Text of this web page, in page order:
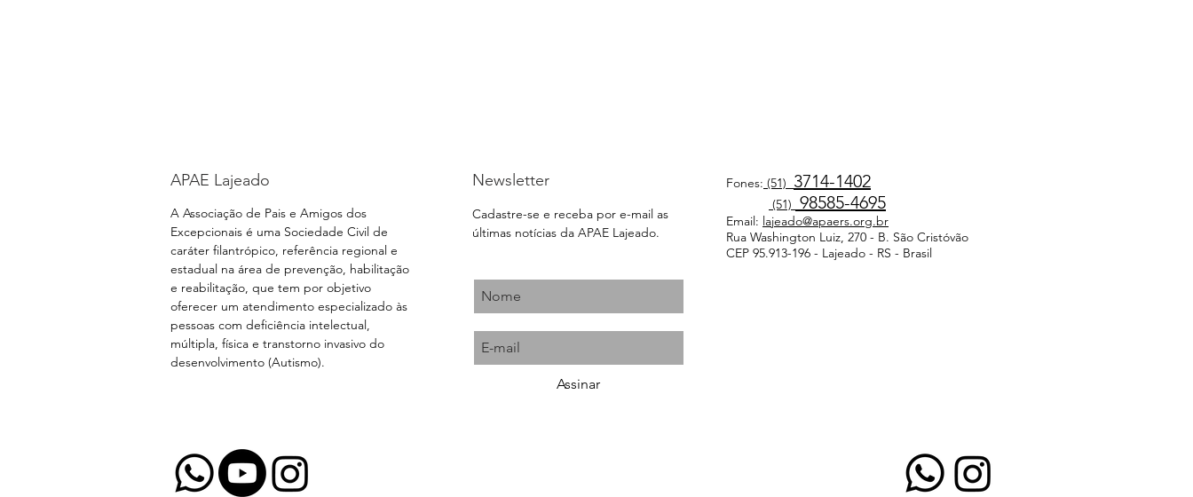
APAE Lajeado
A Associação de Pais e Amigos dos
Excepcionais é uma Sociedade Civil de
caráter filantrópico, referência regional e
estadual na área de prevenção, habilitação
e reabilitação, que tem por objetivo
oferecer um atendimento especializado às
pessoas com deficiência intelectual,
múltipla, física e transtorno invasivo do
desenvolvimento (Autismo).
Newsletter
Cadastre-se e receba por e-mail as
últimas notícias da APAE Lajeado.
Assinar
Fones: (51) 3714-1402
(51) 98585-4695
Email: lajeado@apaers.org.br
Rua Washington Luiz, 270 - B. São Cristóvão
CEP 95.913-196 - Lajeado - RS - Brasil